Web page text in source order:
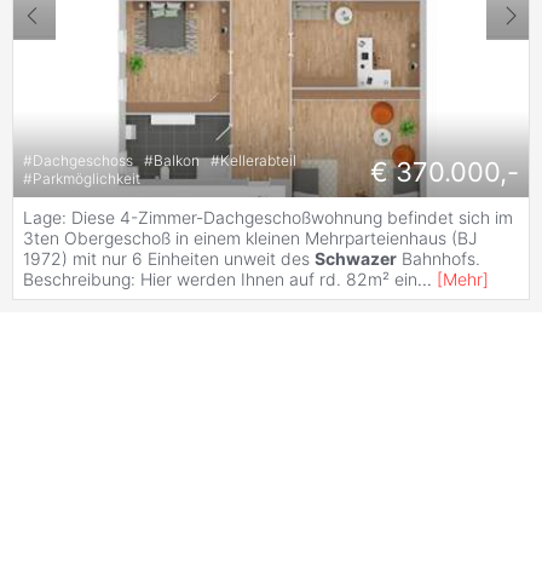
#Dachgeschoss #Balkon #Kellerabteil
#Parkmöglichkeit € 370.000,-
Lage: Diese 4-Zimmer-Dachgeschoßwohnung befindet sich im
3ten Obergeschoß in einem kleinen Mehrparteienhaus (BJ
1972) mit nur 6 Einheiten unweit des Schwazer Bahnhofs.
Beschreibung: Hier werden Ihnen auf rd. 82m² ein... [Mehr]